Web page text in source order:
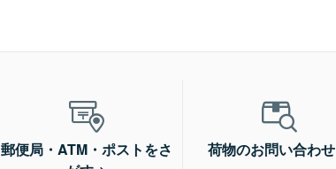
郵便局・ATM・ポストをさ
荷物のお問い合わせ